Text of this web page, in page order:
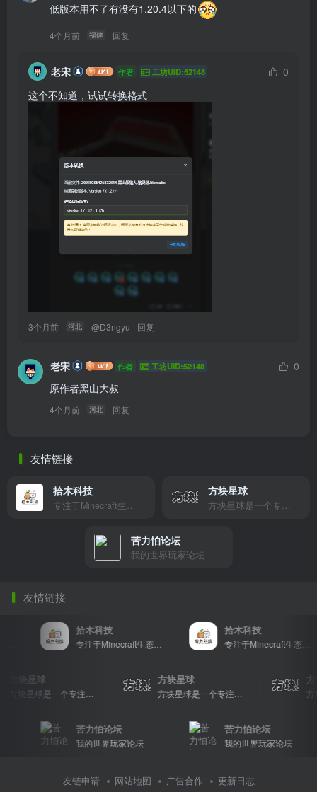
低版本用不了有没有1.20.4以下的
4个月前 福建 回复
老宋 作者 工坊UID:52148
0
3个月前 河北 @D3ngyu 回复
老宋 作者 工坊UID:52148
0
原作者黑山大叔
4个月前 河北 回复
友情链接
拾木科技
专注于Minecraft生态建设
方块星球
方块星球是一个专注于我的世界的中文论坛，提供丰富的资源分享、玩家交流和创意展示，包括地图、皮肤、数据包等内容，打造Minecraft玩家的专属社区乐园！
苦力怕论坛
我的世界玩家论坛
友情链接
拾木科技
专注于Minecraft生态建设
拾木科技
专注于Minecraft生态建设
方块星球 方块星球
苦力怕论坛
我的世界玩家论坛
苦力怕论坛
我的世界玩家论坛
友链申请 网站地图 广告合作 更新日志